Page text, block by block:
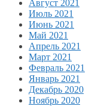
Август 2021
Июль 2021
Июнь 2021
Май 2021
Апрель 2021
Март 2021
Февраль 2021
Январь 2021
Декабрь 2020
Ноябрь 2020